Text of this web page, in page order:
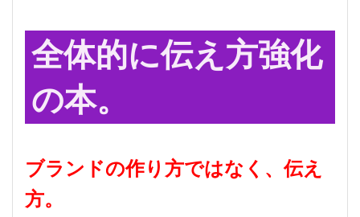
全体的に伝え方強化
の本。
ブランドの作り方ではなく、伝え
方。